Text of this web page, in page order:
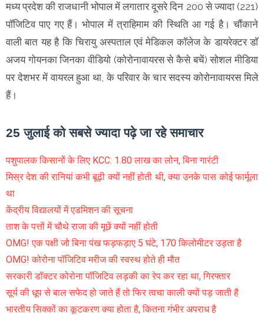
मध्य प्रदेश की राजधानी भोपाल में लगातार दूसरे दिन 200 से ज्यादा (221)
पॉजिटिव पाए गए हैं। भोपाल में त्राहिमाम की स्थिति आ गई है। चौंकाने
वाली बात यह है कि चिरायु अस्पताल एवं मेडिकल कॉलेज के डायरेक्टर डॉ
अजय गोयनका जिनका वीडियो (कोरोनावायरस से कैसे बचें) सोशल मीडिया
पर देशभर में वायरल हुआ था, के परिवार के चार सदस्य कोरोनावायरस मिले
हैं।
25 जुलाई को सबसे ज्यादा पढ़े जा रहे समाचार
पशुपालक किसानों के लिए KCC: 1.80 लाख का लोन, बिना गारंटी
मिस्र देश की रानियां कभी बूढ़ी क्यों नहीं होती थी, क्या उनके पास कोई फार्मूला
था
केंद्रीय विद्यालयों में एडमिशन की सूचना
ताश के पत्तों में चौथे राजा की मूछें क्यों नहीं होती
OMG! एक पक्षी जो बिना पंख फड़फड़ाए 5 घंटे, 170 किलोमीटर उड़ता है
OMG! कोरोना पॉजिटिव मरीज की स्वस्थ होते ही मौत
सरकारी डॉक्टर कोरोना पॉजिटिव लड़की का रेप कर रहा था, गिरफ्तार
सूर्य की धूप से बाल सफेद हो जाते हैं तो फिर त्वचा काली क्यों पड़ जाती है
भारतीय सिक्कों का कूटकरण क्या होता है, कितना गंभीर अपराध है